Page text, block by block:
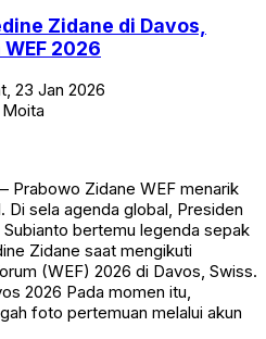
Zidane di Davos,
2026
23 Jan 2026
Zidane WEF menarik
Di sela agenda global, Presiden
bertemu legenda sepak
Zidane saat mengikuti
(WEF) 2026 di Davos, Swiss.
2026 Pada momen itu,
foto pertemuan melalui akun